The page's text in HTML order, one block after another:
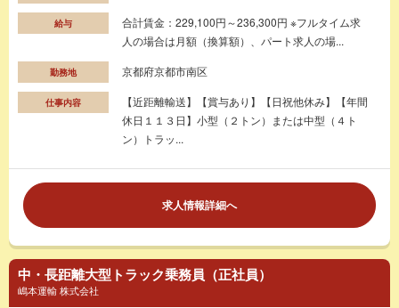
給与
合計賃金：229,100円～236,300円 ※フルタイム求
人の場合は月額（換算額）、パート求人の場...
勤務地 京都府京都市南区
仕事内容
【近距離輸送】【賞与あり】【日祝他休み】【年間
休日１１３日】小型（２トン）または中型（４ト
ン）トラッ...
求人情報詳細へ
中・長距離大型トラック乗務員（正社員）
嶋本運輸 株式会社